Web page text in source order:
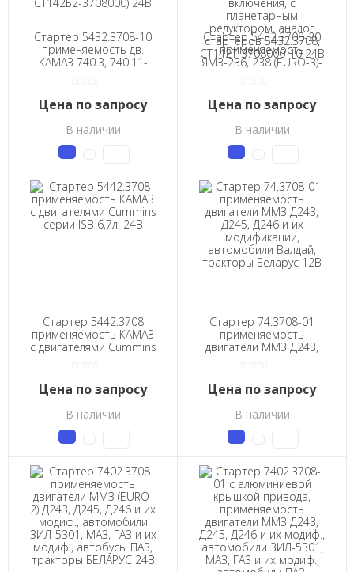
Стартер 5432.3708-10
применяемость дв.
КАМАЗ 740.3, 740.11-
ЗИЛ; автобусы ЛиАЗ,
ЛАЗ; спецтехника
(аналог стартера
СТ142Б2-3708000) 24В
Цена по запросу
В наличии
Стартер 5432.3708-20
применяемость
ЯМЗ-236, 238 (EURO-3)-
01.09.2006 г., МАЗ, УРАЛ,
МоАЗ-стартер с доп.
реле плавного
включения, с
планетарным
редуктором, аналог
СТ142Т-3708000-10 24В
Цена по запросу
В наличии
Стартер 5442.3708
применяемость КАМАЗ
с двигателями Cummins
Цена по запросу
В наличии
Стартер 74.3708-01
применяемость
двигатели ММЗ Д243,
автомобили Валдай,
тракторы Беларус 12В
Цена по запросу
В наличии